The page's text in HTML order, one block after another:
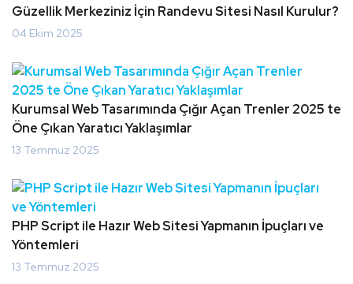
Güzellik Merkeziniz İçin Randevu Sitesi Nasıl Kurulur?
04 Ekim 2025
Kurumsal Web Tasarımında Çığır Açan Trenler 2025 te
Öne Çıkan Yaratıcı Yaklaşımlar
13 Temmuz 2025
PHP Script ile Hazır Web Sitesi Yapmanın İpuçları ve
Yöntemleri
13 Temmuz 2025